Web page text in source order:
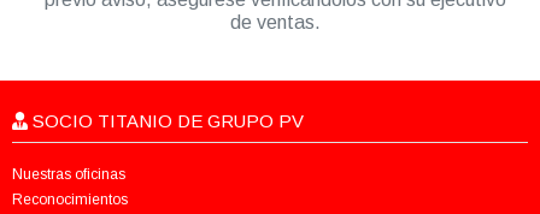
de ventas.
SOCIO TITANIO DE GRUPO PV
Nuestras oficinas
Reconocimientos